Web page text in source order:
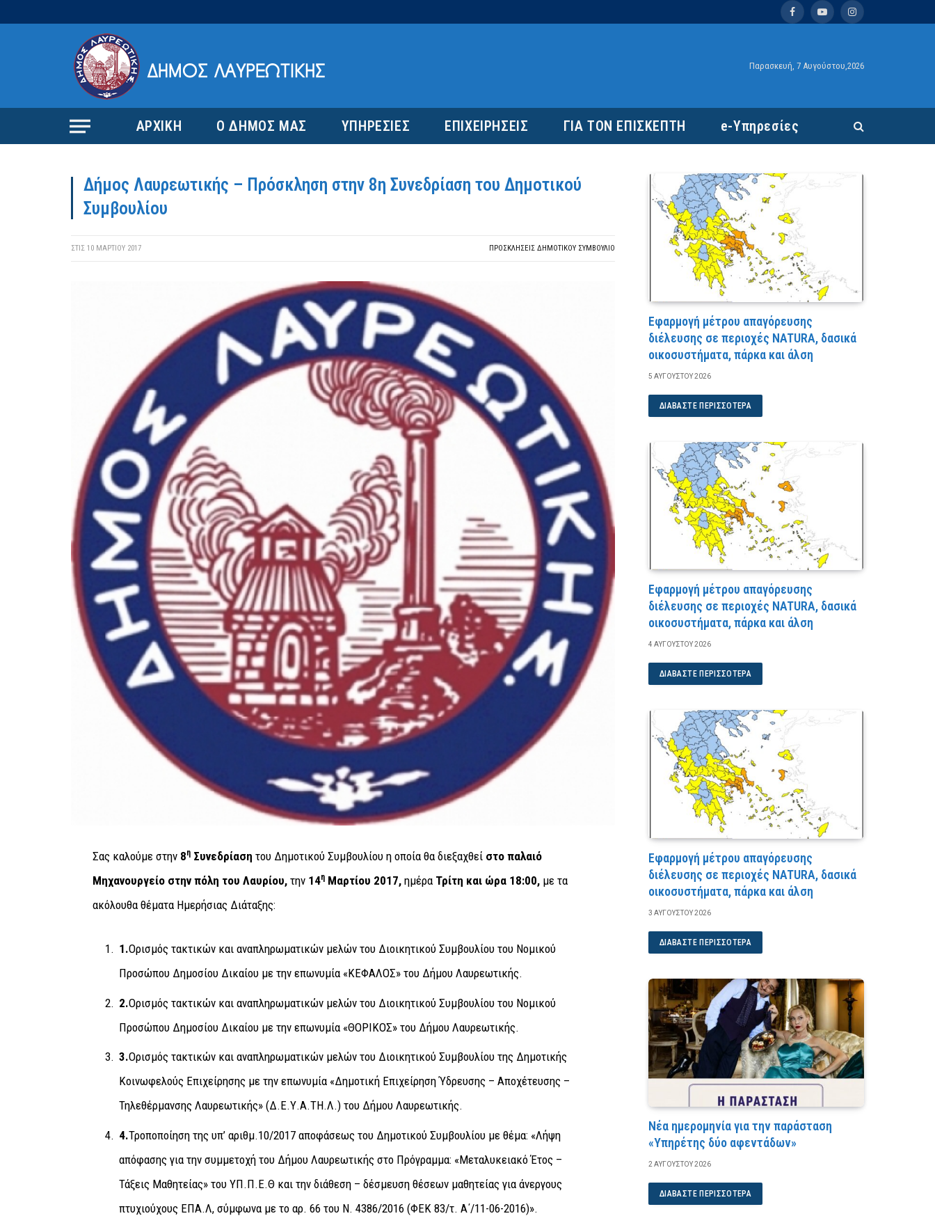
FacebookYouTubeInstagram
Παρασκευή, 7 Αυγούστου,2026
ΑΡΧΙΚΗ Ο ΔΗΜΟΣ ΜΑΣ ΥΠΗΡΕΣΙΕΣ ΕΠΙΧΕΙΡΗΣΕΙΣ ΓΙΑ ΤΟΝ ΕΠΙΣΚΕΠΤΗ e-Υπηρεσίες
Δήμος Λαυρεωτικής – Πρόσκληση στην 8η Συνεδρίαση του Δημοτικού
Συμβουλίου
ΣΤΙΣ 10 ΜΑΡΤΊΟΥ 2017 ΠΡΟΣΚΛΉΣΕΙΣ ΔΗΜΟΤΙΚΟΎ ΣΥΜΒΟΎΛΙΟ
Σας καλούμε στην 8ηΣυνεδρίαση του Δημοτικού Συμβουλίου η οποία θα διεξαχθεί στο παλαιό
Μηχανουργείο στην πόλη του Λαυρίου,την 14ηΜαρτίου 2017, ημέρα Τρίτη και ώρα 18:00,με τα
ακόλουθα θέματα Ημερήσιας Διάταξης:
1.Ορισμός τακτικών και αναπληρωματικών μελών του Διοικητικού Συμβουλίου του Νομικού
Προσώπου Δημοσίου Δικαίου με την επωνυμία «ΚΕΦΑΛΟΣ» του Δήμου Λαυρεωτικής.
2.Ορισμός τακτικών και αναπληρωματικών μελών του Διοικητικού Συμβουλίου του Νομικού
Προσώπου Δημοσίου Δικαίου με την επωνυμία «ΘΟΡΙΚΟΣ» του Δήμου Λαυρεωτικής.
3.Ορισμός τακτικών και αναπληρωματικών μελών του Διοικητικού Συμβουλίου της Δημοτικής
Κοινωφελούς Επιχείρησης με την επωνυμία «Δημοτική Επιχείρηση Ύδρευσης – Αποχέτευσης –
Τηλεθέρμανσης Λαυρεωτικής» (Δ.Ε.Υ.Α.ΤΗ.Λ.) του Δήμου Λαυρεωτικής.
4.Τροποποίηση της υπ’ αριθμ.10/2017 αποφάσεως του Δημοτικού Συμβουλίου με θέμα: «Λήψη
απόφασης για την συμμετοχή του Δήμου Λαυρεωτικής στο Πρόγραμμα: «Μεταλυκειακό Έτος –
Τάξεις Μαθητείας» του ΥΠ.Π.Ε.Θ και την διάθεση – δέσμευση θέσεων μαθητείας για άνεργους
πτυχιούχους ΕΠΑ.Λ, σύμφωνα με το αρ. 66 του Ν. 4386/2016 (ΦΕΚ 83/τ. Α΄/11-06-2016)».
Εφαρμογή μέτρου απαγόρευσης
διέλευσης σε περιοχές NATURA, δασικά
οικοσυστήματα, πάρκα και άλση
5 ΑΥΓΟΎΣΤΟΥ 2026
ΔΙΑΒΆΣΤΕ ΠΕΡΙΣΣΌΤΕΡΑ
Εφαρμογή μέτρου απαγόρευσης
διέλευσης σε περιοχές NATURA, δασικά
οικοσυστήματα, πάρκα και άλση
4 ΑΥΓΟΎΣΤΟΥ 2026
ΔΙΑΒΆΣΤΕ ΠΕΡΙΣΣΌΤΕΡΑ
Εφαρμογή μέτρου απαγόρευσης
διέλευσης σε περιοχές NATURA, δασικά
οικοσυστήματα, πάρκα και άλση
3 ΑΥΓΟΎΣΤΟΥ 2026
ΔΙΑΒΆΣΤΕ ΠΕΡΙΣΣΌΤΕΡΑ
Νέα ημερομηνία για την παράσταση
«Υπηρέτης δύο αφεντάδων»
2 ΑΥΓΟΎΣΤΟΥ 2026
ΔΙΑΒΆΣΤΕ ΠΕΡΙΣΣΌΤΕΡΑ